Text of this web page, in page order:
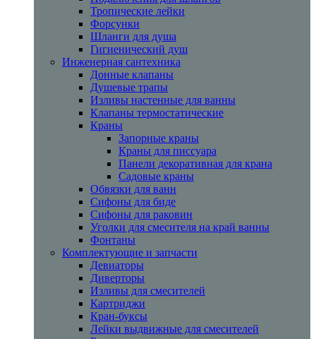
Тропические лейки
Форсунки
Шланги для душа
Гигиенический душ
Инженерная сантехника
Донные клапаны
Душевые трапы
Изливы настенные для ванны
Клапаны термостатические
Краны
Запорные краны
Краны для писсуара
Панели декоративная для крана
Садовые краны
Обвязки для ванн
Сифоны для биде
Сифоны для раковин
Уголки для смесителя на край ванны
Фонтаны
Комплектующие и запчасти
Девиаторы
Диверторы
Изливы для смесителей
Картриджи
Кран-буксы
Лейки выдвижные для смесителей